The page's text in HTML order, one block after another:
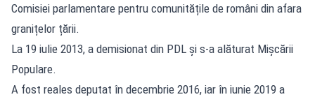
Comisiei parlamentare pentru comunitățile de români din afara
granițelor țării.
La 19 iulie 2013, a demisionat din PDL și s-a alăturat Mișcării
Populare.
A fost reales deputat în decembrie 2016, iar în iunie 2019 a